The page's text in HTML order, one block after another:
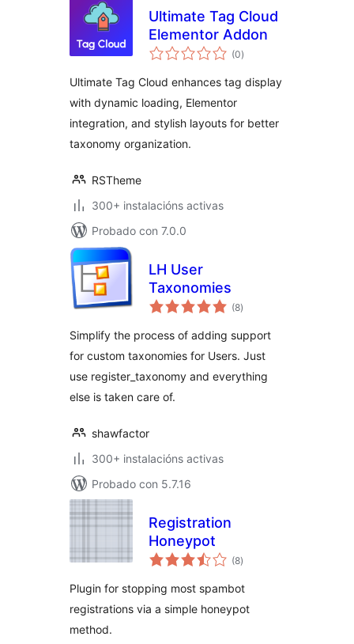
Ultimate Tag Cloud
Elementor Addon
(0valoracións
totais
)
Ultimate Tag Cloud enhances tag display
with dynamic loading, Elementor
integration, and stylish layouts for better
taxonomy organization.
RSTheme
300+ instalacións activas
Probado con 7.0.0
LH User
Taxonomies
(8valoracións
totais
)
Simplify the process of adding support
for custom taxonomies for Users. Just
use register_taxonomy and everything
else is taken care of.
shawfactor
300+ instalacións activas
Probado con 5.7.16
Registration
Honeypot
(8valoracións
totais
)
Plugin for stopping most spambot
registrations via a simple honeypot
method.